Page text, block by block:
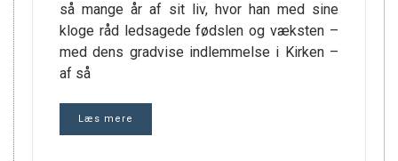
så mange år af sit liv, hvor han med sine
kloge råd ledsagede fødslen og væksten –
med dens gradvise indlemmelse i Kirken –
af så
Læs mere